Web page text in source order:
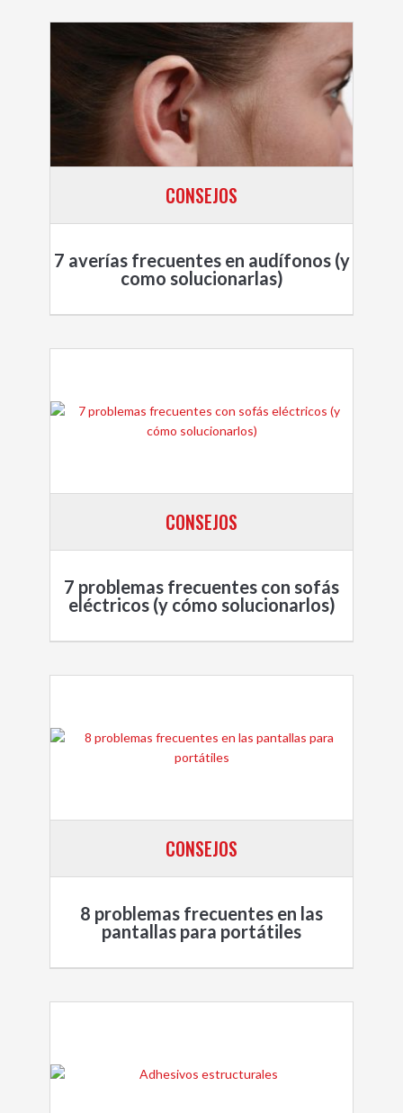
CONSEJOS
7 averías frecuentes en audífonos (y
como solucionarlas)
CONSEJOS
7 problemas frecuentes con sofás
eléctricos (y cómo solucionarlos)
CONSEJOS
8 problemas frecuentes en las
pantallas para portátiles